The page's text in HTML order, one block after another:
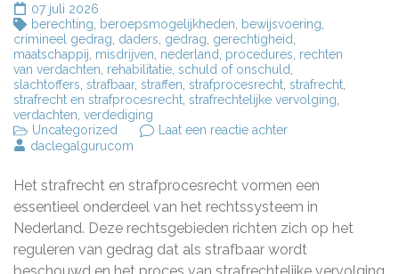
07 juli 2026
berechting
beroepsmogelijkheden bewijsvoering
crimineel gedrag daders gedrag gerechtigheid
maatschappij misdrijven nederland procedures rechten
van verdachten rehabilitatie schuld of onschuld
slachtoffers strafbaar, straffen strafprocesrecht strafrecht
strafrecht en strafprocesrecht strafrechtelijke vervolging
verdachten verdediging
Uncategorized
Laat een reactie achterop
Strafrecht
en
Strafprocesrecht
in
de
Nederlandse
daclegalgurucom
Het strafrecht en strafprocesrecht vormen een
essentieel onderdeel van het rechtssysteem in
Nederland. Deze rechtsgebieden richten zich op het
reguleren van gedrag dat als strafbaar wordt
beschouwd en het proces van strafrechtelijke vervolging